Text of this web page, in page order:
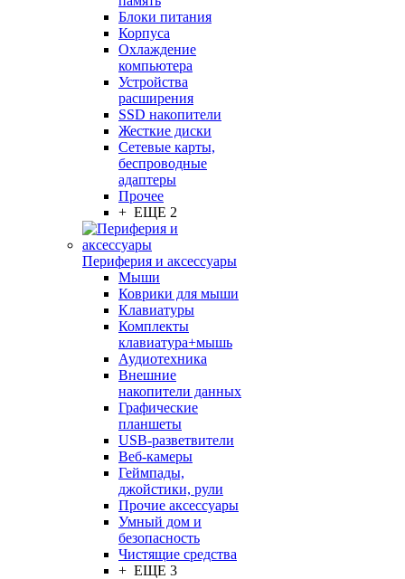
Блоки питания
Корпуса
Охлаждение
компьютера
Устройства
расширения
SSD накопители
Жесткие диски
Сетевые карты,
беспроводные
адаптеры
Прочее
+ ЕЩЕ 2
Периферия и аксессуары
Мыши
Коврики для мыши
Клавиатуры
Комплекты
клавиатура+мышь
Аудиотехника
Внешние
накопители данных
Графические
планшеты
USB-разветвители
Веб-камеры
Геймпады,
джойстики, рули
Прочие аксессуары
Умный дом и
безопасность
Чистящие средства
+ ЕЩЕ 3